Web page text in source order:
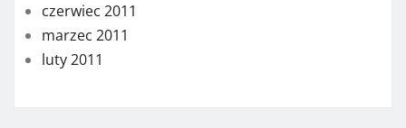
czerwiec 2011
marzec 2011
luty 2011